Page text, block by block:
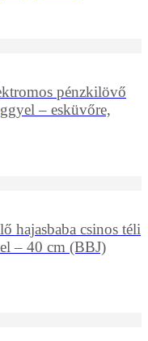
pénzkilövő
– esküvőre,
hajasbaba csinos téli
– 40 cm (BBJ)